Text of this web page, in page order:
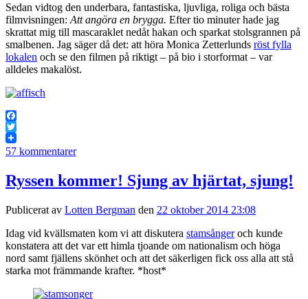
Sedan vidtog den underbara, fantastiska, ljuvliga, roliga och bästa
filmvisningen: Att angöra en brygga. Efter tio minuter hade jag
skrattat mig till mascaraklet nedåt hakan och sparkat stolsgrannen på
smalbenen. Jag säger då det: att höra Monica Zetterlunds röst fylla
lokalen och se den filmen på riktigt – på bio i storformat – var
alldeles makalöst.
Facebook
Twitter
57 kommentarer
Ryssen kommer! Sjung av hjärtat, sjung!
Publicerat av Lotten Bergman den 22 oktober 2014 23:08
Idag vid kvällsmaten kom vi att diskutera stamsångeroch kunde
konstatera att det var ett himla tjoande om nationalism och höga
nord samt fjällens skönhet och att det säkerligen fick oss alla att stå
starka mot främmande krafter. *host*